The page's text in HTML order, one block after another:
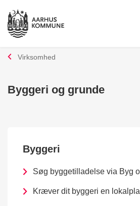
Virksomhed
Byggeri og grunde
Byggeri
Søg byggetilladelse via Byg
Kræver dit byggeri en